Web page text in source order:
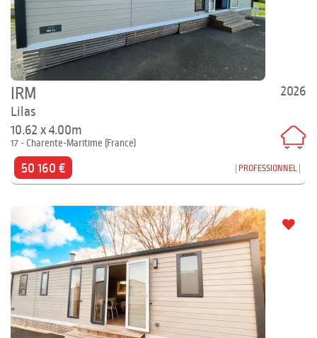
2026
IRM
Lilas
10.62 x 4.00m
17 - Charente-Maritime (France)
50 160 € PROFESSIONNEL